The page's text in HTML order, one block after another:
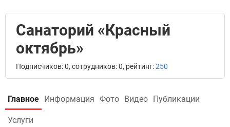
Санаторий «Красный
октябрь»
Подписчиков: 0, сотрудников: 0, рейтинг:250
Главное Информация Фото Видео Публикации
Услуги